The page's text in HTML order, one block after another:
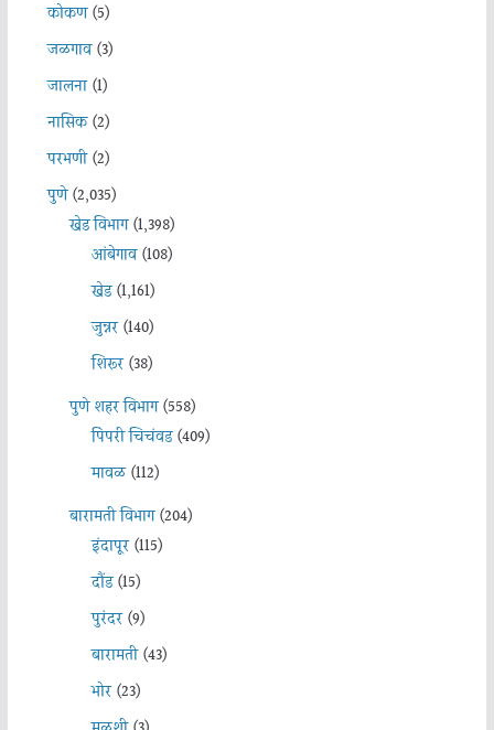
कोकण(5)
जळगाव(3)
जालना(1)
नासिक(2)
परभणी(2)
पुणे(2,035)
खेड विभाग(1,398)
आंबेगाव(108)
खेड(1,161)
जुन्नर(140)
शिरूर(38)
पुणे शहर विभाग(558)
पिंपरी चिचंवड(409)
मावळ(112)
बारामती विभाग(204)
इंदापूर(115)
दौंड(15)
पुरंदर(9)
बारामती(43)
भोर(23)